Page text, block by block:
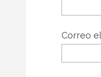
Correo